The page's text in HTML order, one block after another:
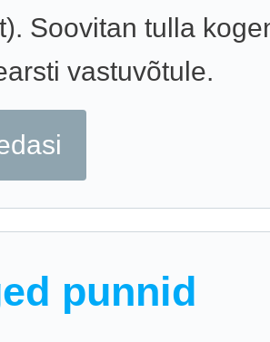
Soovitan tulla
vastuvõtule.
punnid